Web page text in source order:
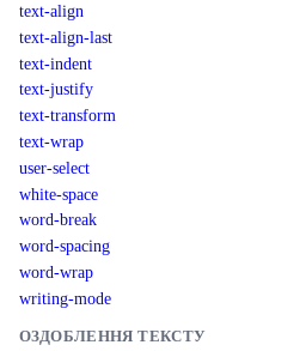
text-align
text-align-last
text-indent
text-justify
text-transform
text-wrap
user-select
white-space
word-break
word-spacing
word-wrap
writing-mode
ОЗДОБЛЕННЯ ТЕКСТУ